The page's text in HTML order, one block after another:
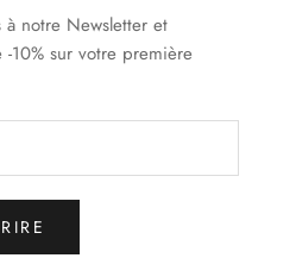
à notre Newsletter et
10% sur votre première